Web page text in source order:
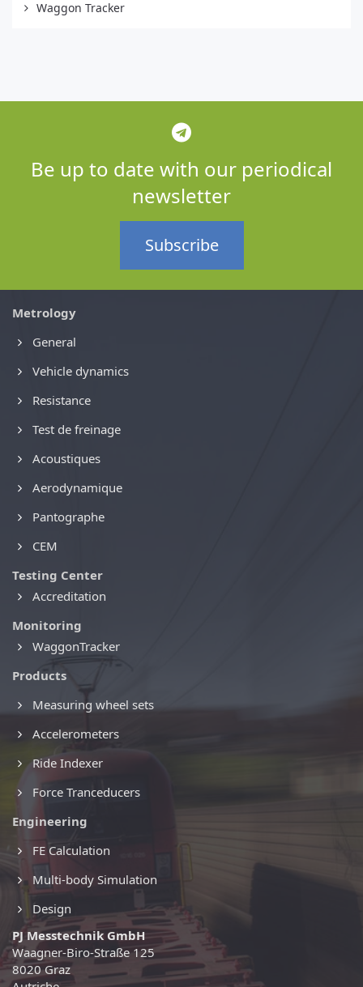
Waggon Tracker
Be up to date with our periodical
newsletter
Subscribe
Metrology
General
Vehicle dynamics
Resistance
Test de freinage
Acoustiques
Aerodynamique
Pantographe
CEM
Testing Center
Accreditation
Monitoring
WaggonTracker
Products
Measuring wheel sets
Accelerometers
Ride Indexer
Force Tranceducers
Engineering
FE Calculation
Multi-body Simulation
Design
PJ Messtechnik GmbH
Waagner-Biro-Straße 125
8020 Graz